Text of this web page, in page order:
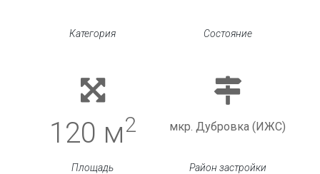
Категория Состояние
120 м2
Площадь
мкр. Дубровка (ИЖС)
Район застройки